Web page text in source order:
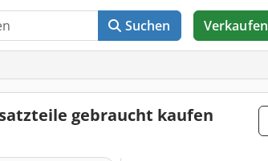
Suchen Verkaufen
gebraucht kaufen